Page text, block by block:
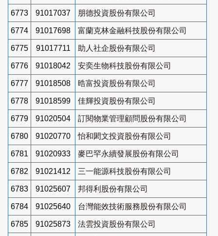
6773 91017037 朋德投資股份有限公司
6774 91017698 富蘭克林金融科技股份有限公司
6775 91017711 助人社企股份有限公司
6776 91018042 安奕生物科技股份有限公司
6777 91018508 晧富投資股份有限公司
6778 91018599 佳輝投資股份有限公司
6779 91020504 訂閱物業管理顧問股份有限公司
6780 91020770 怡和閎文投資股份有限公司
6781 91020933 麥巴罕永續發展股份有限公司
6782 91021412 三一能源科技股份有限公司
6783 91025607 邦得利股份有限公司
6784 91025640 台灣能效技術服務股份有限公司
6785 91025873 法雲投資股份有限公司